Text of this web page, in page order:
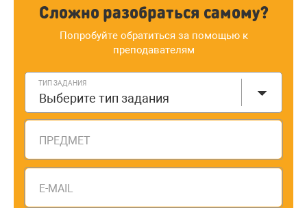
Сложно разобраться самому?
Попробуйте обратиться за помощью к
преподавателям
ТИП ЗАДАНИЯ
Выберите тип задания
ПРЕДМЕТ
E-MAIL